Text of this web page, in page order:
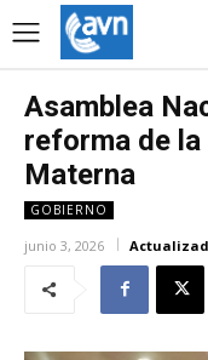
Asamblea
reforma de
Materna
GOBIERNO
junio 3, 2026